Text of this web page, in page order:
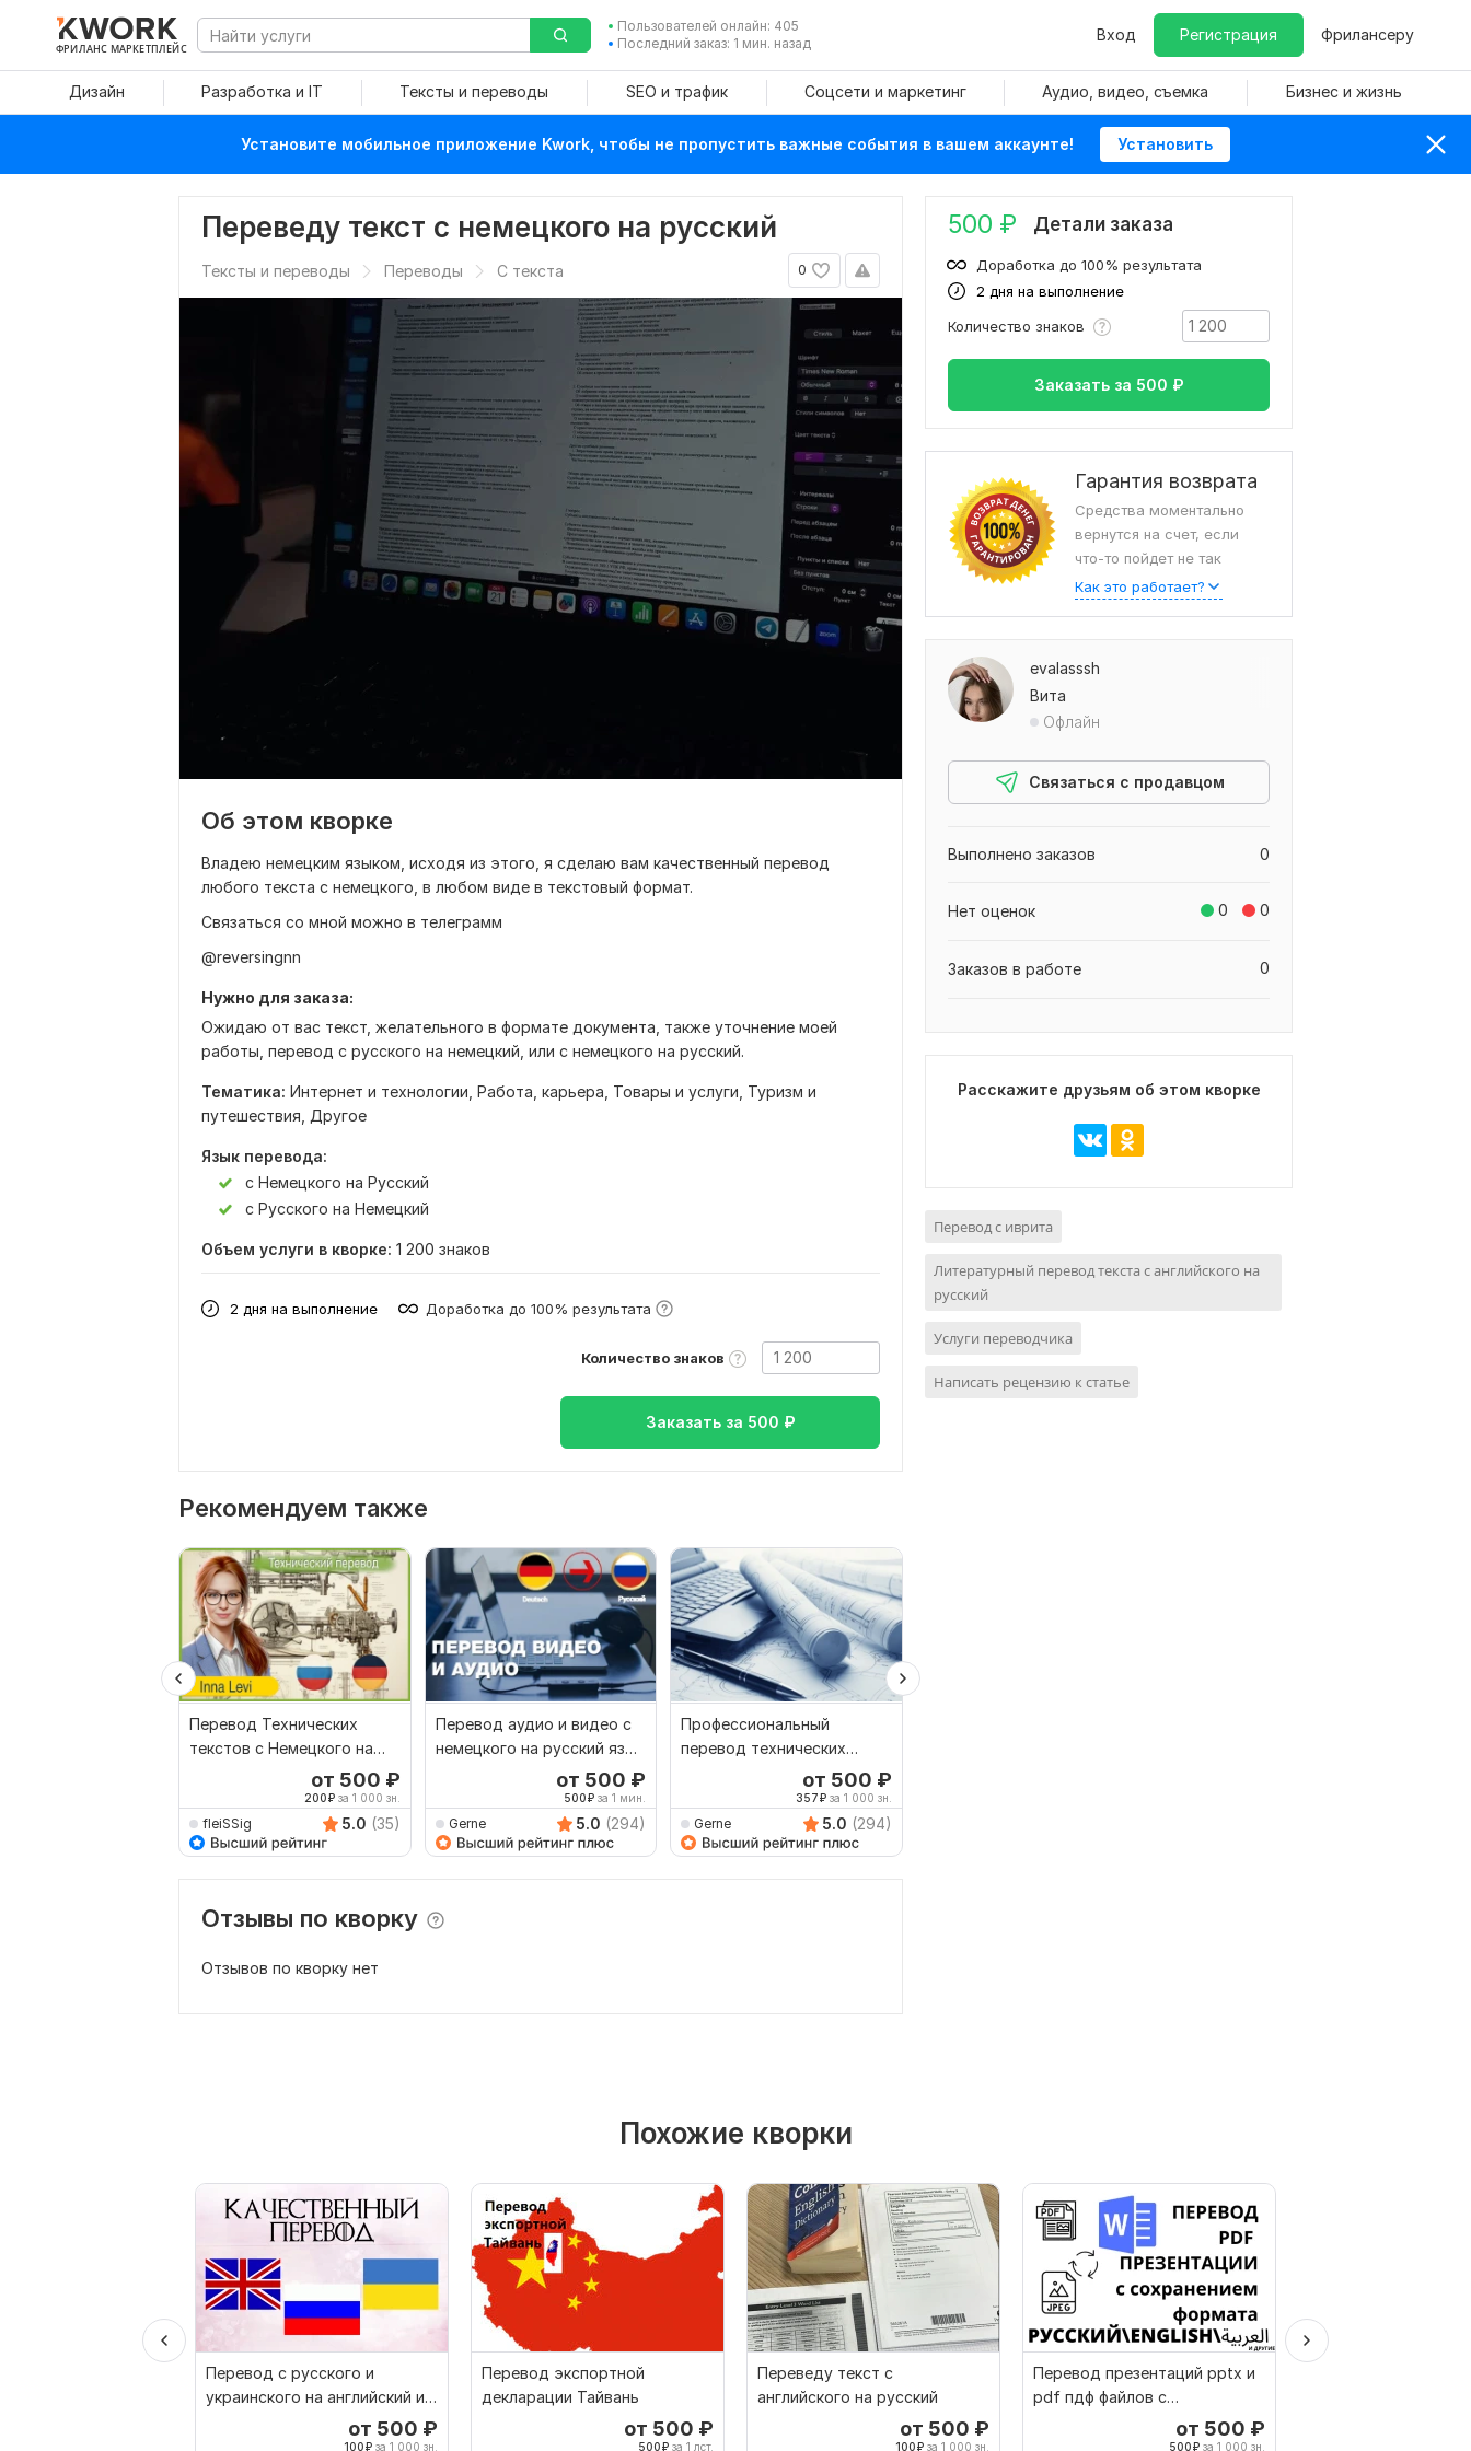
ФРИЛАНС МАРКЕТПЛЕЙС
Пользователей онлайн: 405
Последний заказ: 1 мин. назад
Вход Регистрация Фрилансеру
Дизайн Разработка и IT Тексты и переводы SEO и трафик Соцсети и маркетинг Аудио, видео, съемка Бизнес и жизнь
Установите мобильное приложение Kwork, чтобы не пропустить важные события в вашем аккаунте! Установить
Переведу текст с немецкого на русский
0
Тексты и переводы Переводы С текста
Об этом кворке
Владею немецким языком, исходя из этого, я сделаю вам качественный перевод
любого текста с немецкого, в любом виде в текстовый формат.
Связаться со мной можно в телеграмм
@reversingnn
Нужно для заказа:
Ожидаю от вас текст, желательного в формате документа, также уточнение моей
работы, перевод с русского на немецкий, или с немецкого на русский.
Тематика: Интернет и технологии, Работа, карьера, Товары и услуги, Туризм и
путешествия, Другое
Язык перевода:
с Немецкого на Русский
с Русского на Немецкий
Объем услуги в кворке: 1 200 знаков
2 дня на выполнение Доработка до 100% результата
Количество знаков
Заказать за 500 ₽
Рекомендуем также
Перевод Технических
текстов с Немецкого на
Русский и обратноот 500 ₽
200₽за 1 000 зн.
fleiSSig 5.0 (35)
Перевод аудио и видео с
немецкого на русский язык
от 500 ₽
500₽ за 1 мин.
Gerne 5.0 (294)
Профессиональный
перевод технических
документов с немецкого
от 500 ₽
357₽за 1 000 зн.
Gerne 5.0 (294)
Отзывы по кворку
Отзывов по кворку нет
500 ₽ Детали заказа
2 дня на выполнение
Доработка до 100% результата
Количество знаков
Заказать за 500 ₽
Гарантия возврата
Средства моментально
вернутся на счет, если
что-то пойдет не так
Как это работает?
evalasssh
Вита
Офлайн
Связаться с продавцом
0
Выполнено заказов
0 0
Нет оценок
0
Заказов в работе
Расскажите друзьям об этом кворке
Перевод с иврита
Литературный перевод текста с английского на
русский
Услуги переводчика
Написать рецензию к статье
Похожие кворки
Перевод с русского и
украинского на английский и
от 500 ₽
100₽ за 1 000 зн.
Перевод экспортной
декларации Тайвань
от 500 ₽
500₽ за 1 лст.
Переведу текст с
английского на русский
от 500 ₽
100₽ за 1 000 зн.
Перевод презентаций pptx и
pdf пдф файлов с
сохранением форматаот 500 ₽
500₽ за 1 000 зн.